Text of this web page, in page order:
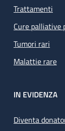
Trattamenti
Cure palliative
Tumori rari
Malattie rare
IN EVIDENZA
Diventa